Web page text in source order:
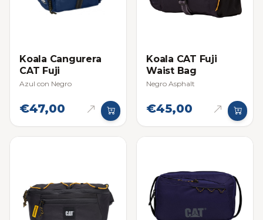
Koala Cangurera
CAT Fuji
Azul con Negro
€47,00
Koala CAT Fuji
Waist Bag
Negro Asphalt
€45,00